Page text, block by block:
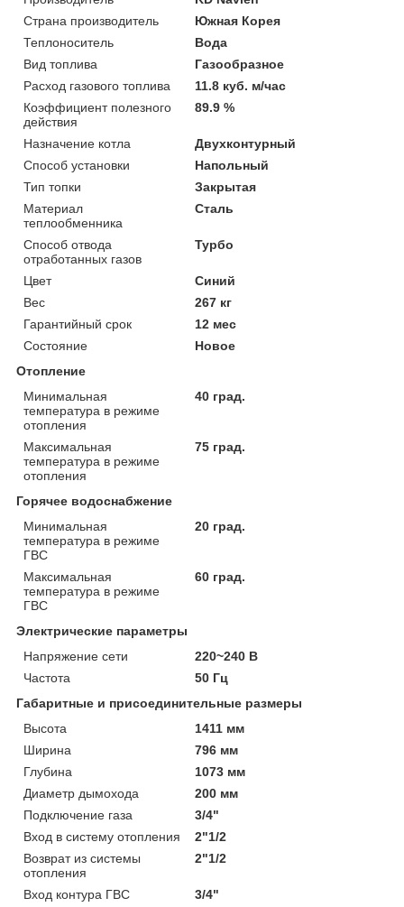
Страна производитель
Южная Корея
Теплоноситель
Вода
Вид топлива
Газообразное
Расход газового топлива
11.8 куб. м/час
Коэффициент полезного
действия
89.9 %
Назначение котла
Двухконтурный
Способ установки
Напольный
Тип топки
Закрытая
Материал
теплообменника
Сталь
Способ отвода
отработанных газов
Турбо
Цвет
Синий
Вес
267 кг
Гарантийный срок
12 мес
Состояние
Новое
Отопление
Минимальная
температура в режиме
отопления
40 град.
Максимальная
температура в режиме
отопления
75 град.
Горячее водоснабжение
Минимальная
температура в режиме
ГВС
20 град.
Максимальная
температура в режиме
ГВС
60 град.
Электрические параметры
Напряжение сети
220~240 В
Частота
50 Гц
Габаритные и присоединительные размеры
Высота
1411 мм
Ширина
796 мм
Глубина
1073 мм
Диаметр дымохода
200 мм
Подключение газа
3/4"
Вход в систему отопления
2"1/2
Возврат из системы
отопления
2"1/2
Вход контура ГВС
3/4"